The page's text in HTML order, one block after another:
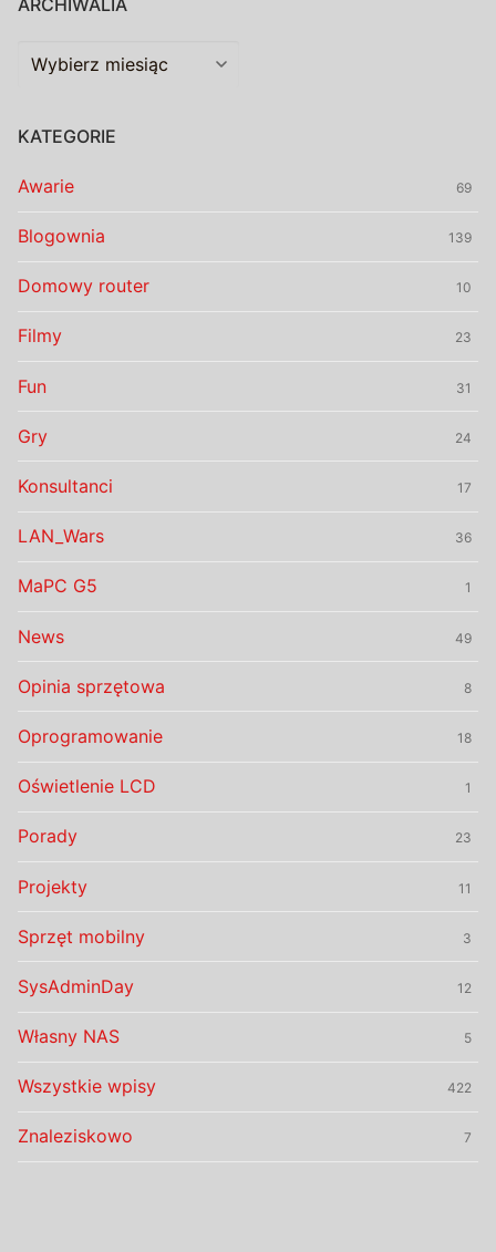
ARCHIWALIA
Archiwalia
KATEGORIE
Awarie 69
Blogownia 139
Domowy router 10
Filmy 23
Fun 31
Gry 24
Konsultanci 17
LAN_Wars 36
MaPC G5 1
News 49
Opinia sprzętowa 8
Oprogramowanie 18
Oświetlenie LCD 1
Porady 23
Projekty 11
Sprzęt mobilny 3
SysAdminDay 12
Własny NAS 5
Wszystkie wpisy 422
Znaleziskowo 7